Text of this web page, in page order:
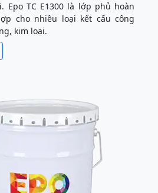
Epo TC E1300 là lớp phủ hoàn
cho nhiều loại kết cấu công
kim loại.